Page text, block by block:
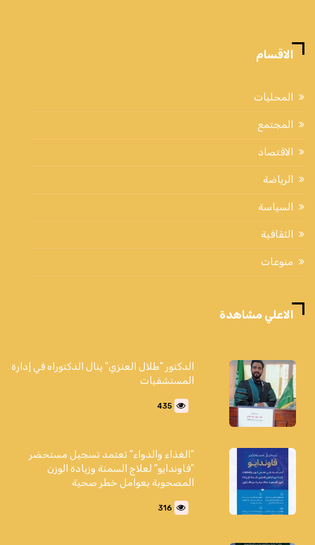
الاقسام
المحليات
المجتمع
الاقتصاد
الرياضة
السياسة
الثقافية
منوعات
الاعلي مشاهدة
الدكتور "طلال العنزي" ينال الدكتوراه في إدارة
المستشفيات
435
"الغذاء والدواء" تعتمد تسجيل مستحضر
"فاوندايو" لعلاج السمنة وزيادة الوزن
المصحوبة بعوامل خطر صحية
316